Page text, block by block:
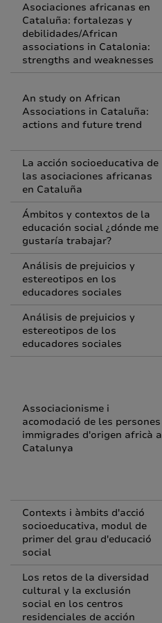
Asociaciones africanas en
Cataluña: fortalezas y
debilidades/African
associations in Catalonia:
strengths and weaknesses
An study on African
Associations in Cataluña:
actions and future trend
La acción socioeducativa de
las asociaciones africanas
en Cataluña
Ámbitos y contextos de la
educación social ¿dónde me
gustaría trabajar?
Análisis de prejuicios y
estereotipos en los
educadores sociales
Análisis de prejuicios y
estereotipos de los
educadores sociales
Associacionisme i
acomodació de les persones
immigrades d'origen africà a
Catalunya
Contexts i àmbits d'acció
socioeducativa, modul de
primer del grau d'educació
social
Los retos de la diversidad
cultural y la exclusión
social en los centros
residenciales de acción